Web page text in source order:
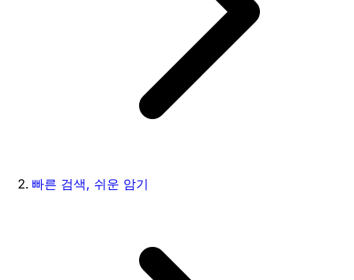
빠른 검색, 쉬운 암기